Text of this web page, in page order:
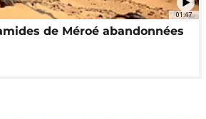
01:47
de Méroé abandonnées